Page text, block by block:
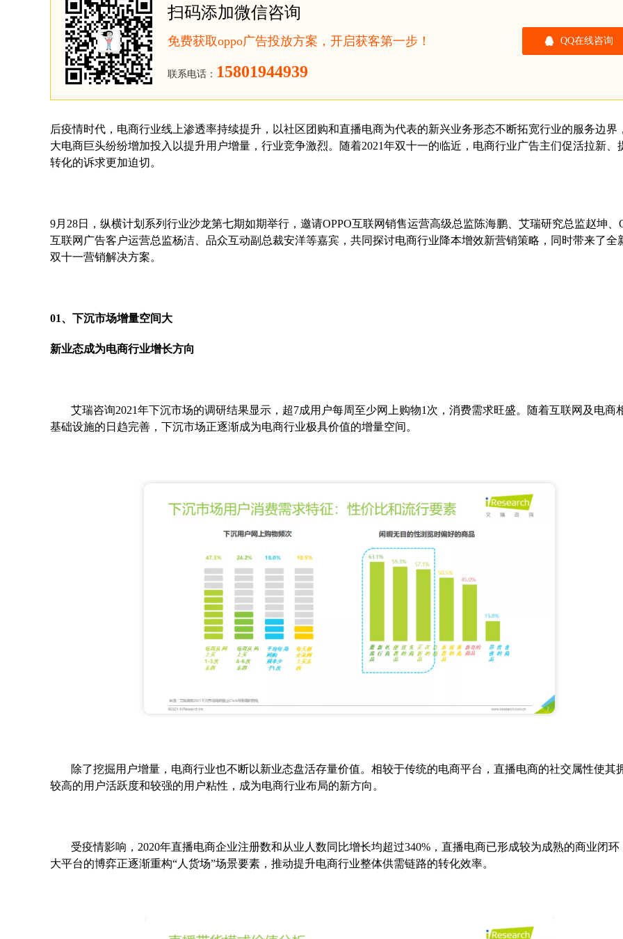
扫码添加微信咨询
免费获取oppo广告投放方案，开启获客第一步！
联系电话： 15801944939
QQ在线咨询
后疫情时代，电商行业线上渗透率持续提升，以社区团购和直播电商为代表的新兴业务形态不断拓宽行业的服务边界
大电商巨头纷纷增加投入以提升用户增量，行业竞争激烈。随着2021年双十一的临近，电商行业广告主们促活拉新、
转化的诉求更加迫切。
9月28日，纵横计划系列行业沙龙第七期如期举行，邀请OPPO互联网销售运营高级总监陈海鹏、艾瑞研究总监赵坤、
互联网广告客户运营总监杨洁、品众互动副总裁安洋等嘉宾，共同探讨电商行业降本增效新营销策略，同时带来了全
双十一营销解决方案。
01、下沉市场增量空间大
新业态成为电商行业增长方向
艾瑞咨询2021年下沉市场的调研结果显示，超7成用户每周至少网上购物1次，消费需求旺盛。随着互联网及电商
基础设施的日趋完善，下沉市场正逐渐成为电商行业极具价值的增量空间。
除了挖掘用户增量，电商行业也不断以新业态盘活存量价值。相较于传统的电商平台，直播电商的社交属性使其
较高的用户活跃度和较强的用户粘性，成为电商行业布局的新方向。
受疫情影响，2020年直播电商企业注册数和从业人数同比增长均超过340%，直播电商已形成较为成熟的商业闭环
大平台的博弈正逐渐重构“人货场”场景要素，推动提升电商行业整体供需链路的转化效率。